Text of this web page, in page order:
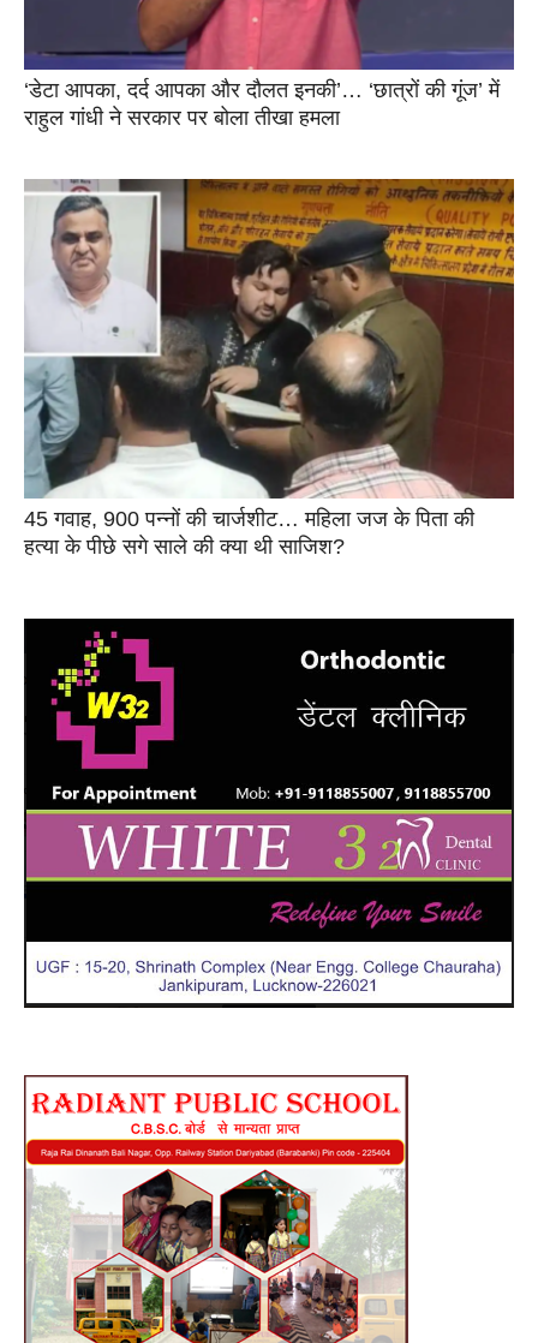
‘डेटा आपका, दर्द आपका और दौलत इनकी’… ‘छात्रों की गूंज’ में
राहुल गांधी ने सरकार पर बोला तीखा हमला
45 गवाह, 900 पन्नों की चार्जशीट… महिला जज के पिता की
हत्या के पीछे सगे साले की क्या थी साजिश?